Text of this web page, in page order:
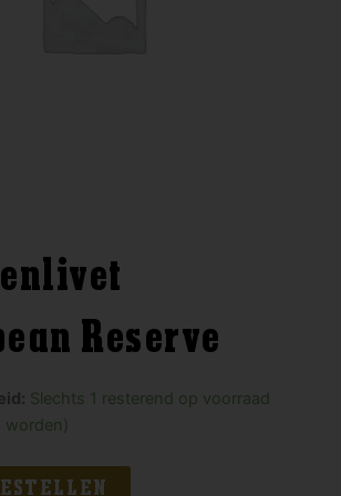
Reserve
Slechts 1 resterend op voorraad
worden)